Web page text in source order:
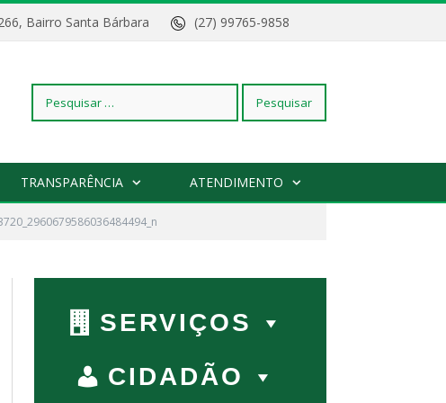
Bairro Santa Bárbara (27) 99765-9858
Pesquisar
por:
TRANSPARÊNCIA ATENDIMENTO
SERVIÇOS
CIDADÃO